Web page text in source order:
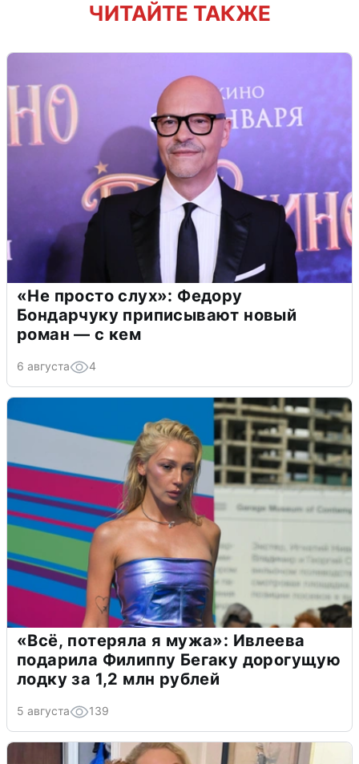
ЧИТАЙТЕ ТАКЖЕ
«Не просто слух»: Федору
Бондарчуку приписывают новый
роман — с кем
6 августа 4
«Всё, потеряла я мужа»: Ивлеева
подарила Филиппу Бегаку дорогущую
лодку за 1,2 млн рублей
5 августа 139